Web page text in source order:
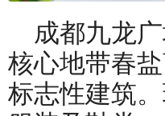
成都九龙
核心地带春
标志性建筑